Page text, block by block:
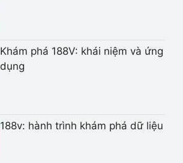
Khám phá 188V: khái niệm và ứng
dụng
188v: hành trình khám phá dữ liệu